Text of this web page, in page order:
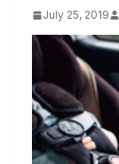
July 25, 2019